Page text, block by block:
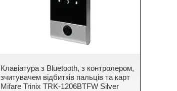
Клавіатура з Bluetooth, з контролером,
зчитувачем відбитків пальців та карт
Mifare Trinix TRK-1206BTFW Silver